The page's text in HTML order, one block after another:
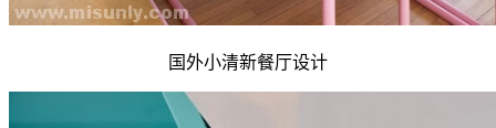
国外小清新餐厅设计